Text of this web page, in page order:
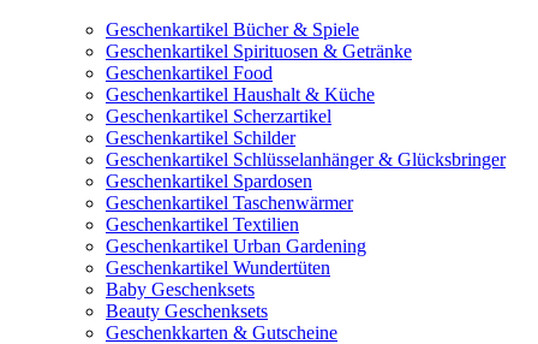
Geschenkartikel Bücher & Spiele
Geschenkartikel Spirituosen & Getränke
Geschenkartikel Food
Geschenkartikel Haushalt & Küche
Geschenkartikel Scherzartikel
Geschenkartikel Schilder
Geschenkartikel Schlüsselanhänger & Glücksbringer
Geschenkartikel Spardosen
Geschenkartikel Taschenwärmer
Geschenkartikel Textilien
Geschenkartikel Urban Gardening
Geschenkartikel Wundertüten
Baby Geschenksets
Beauty Geschenksets
Geschenkkarten & Gutscheine